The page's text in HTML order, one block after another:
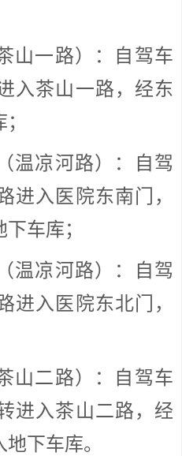
山一路）：自驾车
入茶山一路，经东
温凉河路）：自驾
进入医院东南门，
车库；
温凉河路）：自驾
进入医院东北门，
山二路）：自驾车
进入茶山二路，经
下车库。